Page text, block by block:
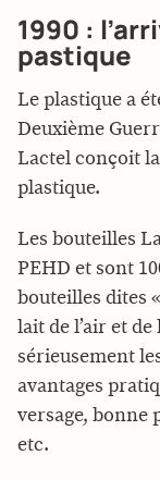
1990 :
pastique
Le plastique a
Deuxième
Lactel conçoit
plastique.
Les bouteilles
PEHD et sont
bouteilles dites
lait de l’air et
sérieusement
avantages
versage, bonne
etc.